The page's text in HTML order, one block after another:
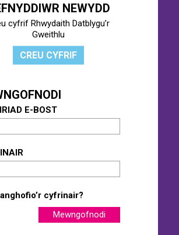
NEWYDD
cyfrif Rhwydaith Datblygu’r
Gweithlu
CREU CYFRIF
E-BOST
cyfrinair?